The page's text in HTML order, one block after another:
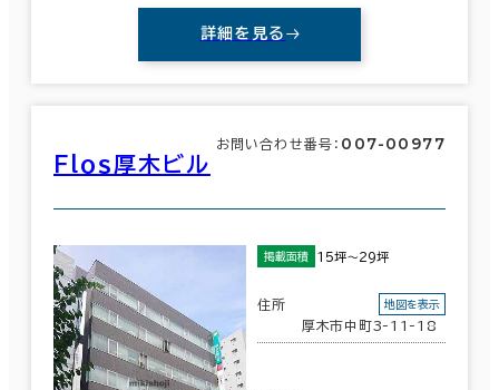
詳細を見る
Ｆｌｏｓ厚木ビル
お問い合わせ番号： 007-00977
掲載面積 15坪～29坪
住所
厚木市中町3-11-18
地図を表示